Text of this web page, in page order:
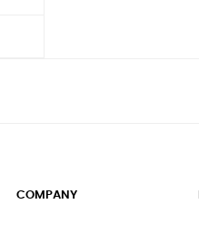
COMPANY